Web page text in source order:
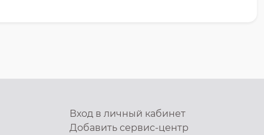
Вход в личный кабинет
Добавитьсервис-центр